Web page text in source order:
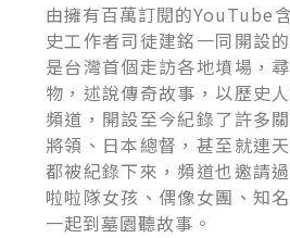
由擁有百萬訂閱的YouTube
史工作者司徒建銘一同開設
是台灣首個走訪各地墳場，
物，述說傳奇故事，以歷史
頻道，開設至今紀錄了許多
將領、日本總督，甚至就連
都被紀錄下來，頻道也邀請
啦啦隊女孩、偶像女團、知
一起到墓園聽故事。